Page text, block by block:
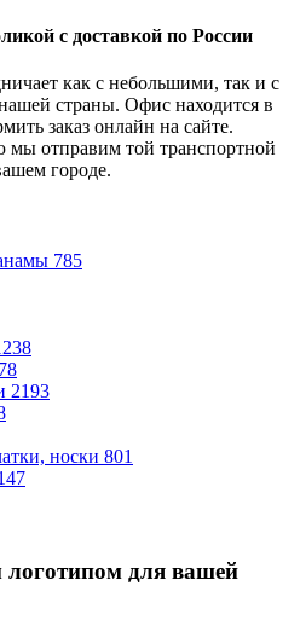
с доставкой по России
как с небольшими, так и с
страны. Офис находится в
заказ онлайн на сайте.
отправим той транспортной
городе.
785
2193
носки 801
для вашей